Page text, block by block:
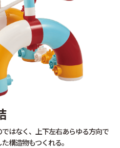
はなく、上下左右あらゆる方向で
構造物もつくれる。